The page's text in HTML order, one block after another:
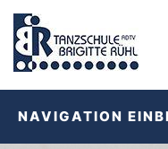
NAVIGATION